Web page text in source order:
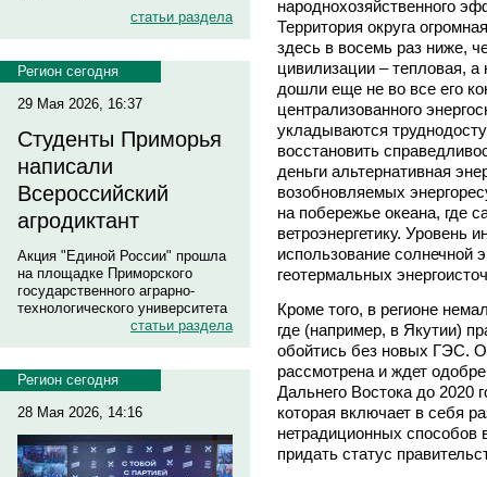
статьи раздела
Регион сегодня
29 Мая 2026, 16:37
Студенты Приморья
написали
Всероссийский
агродиктант
Акция "Единой России" прошла
на площадке Приморского
государственного аграрно-
технологического университета
статьи раздела
Регион сегодня
28 Мая 2026, 14:16
народнохозяйственного
Территория округа
здесь в восемь раз ниже,
цивилизации – тепловая, а
дошли еще не во все его
централизованного
укладываются
восстановить
деньги альтернативная
возобновляемых
на побережье океана, где
ветроэнергетику. Уровень
использование солнечной
геотермальных
Кроме того, в регионе
где (например, в Якутии)
обойтись без новых ГЭС.
рассмотрена и ждет
Дальнего Востока до 2020
которая включает в себя
нетрадиционных способов
придать статус